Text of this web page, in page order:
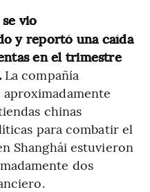
se vio
y reportó una caída
en el trimestre
La compañía
chinas
para combatir el
Shanghái estuvieron
dos